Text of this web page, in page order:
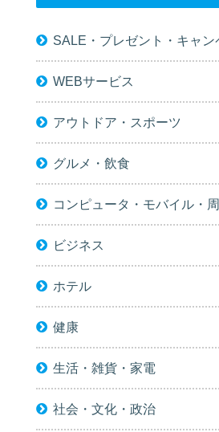
SALE・プレゼント・キャン
WEBサービス
アウトドア・スポーツ
グルメ・飲食
コンピュータ・モバイル・
ビジネス
ホテル
健康
生活・雑貨・家電
社会・文化・政治